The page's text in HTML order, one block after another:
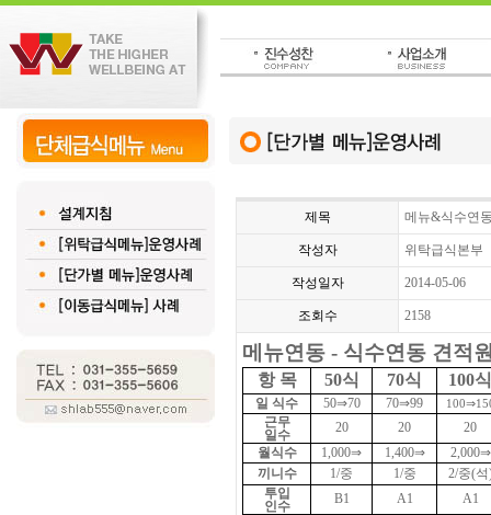
제목 메뉴&식수연
작성자 위탁급식본부
작성일자 2014-05-06
조회수 2158
메뉴연동 - 식수연동 견적
항 목 50식 70식 100식
일 식수 50⇒70 70⇒99
근무
일수
20 20
20
월식수
1,000⇒ 1,400⇒
2,000⇒
끼니수
1/중 1/중
2/중(석
투입
인수
B1 A1
A1